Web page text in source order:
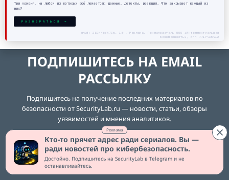
Реклама
Кто-то прячет адрес ради сериалов. Вы —
ради новостей про кибербезопасность.
Достойно. Подпишитесь на SecurityLab в Telegram и не
останавливайтесь.
Три уровня, на любом из которых всё ломается: данные, детекты, реакция. Что закрывает каждый из
них?
РАЗОБРАТЬСЯ →
erid: 2SDnjecN7Gw. 18+. Реклама. Рекламодатель ООО «Интеллектуальная
безопасность», ИНН 7719435412
ПОДПИШИТЕСЬ НА EMAIL
РАССЫЛКУ
Подпишитесь на получение последних материалов по
безопасности от SecurityLab.ru — новости, статьи, обзоры
уязвимостей и мнения аналитиков.
Ежедневный выпуск от SecurityLab.Ru
Еженедельный выпуск от SecurityLab.Ru